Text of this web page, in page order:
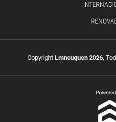
Copyright Lmneuquen 2026,